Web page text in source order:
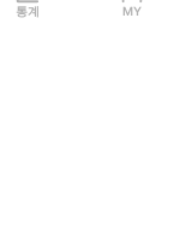
통계 MY